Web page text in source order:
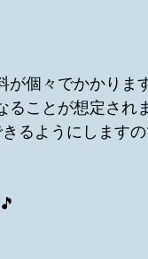
が個々でかかりま
ることが想定され
るようにします